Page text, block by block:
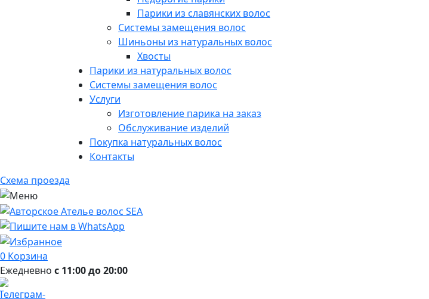
Парики из славянских волос
Системы замещения волос
Шиньоны из натуральных волос
Хвосты
Парики из натуральных волос
Системы замещения волос
Услуги
Изготовление парика на заказ
Обслуживание изделий
Покупка натуральных волос
Контакты
Схема проезда
0 Корзина
Ежедневно с 11:00 до 20:00